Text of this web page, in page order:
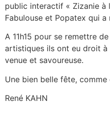
public interactif « Zizanie à
Fabulouse et Popatex qui
A 11h15 pour se remettre
artistiques ils ont eu droit
venue et savoureuse.
Une bien belle fête, comme
René KAHN